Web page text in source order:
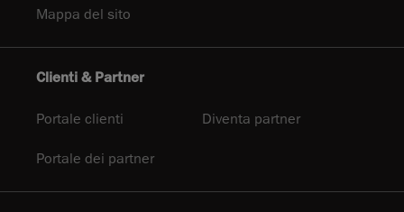
Mappa del sito
Clienti & Partner
Portale clienti Diventa partner
Portale dei partner